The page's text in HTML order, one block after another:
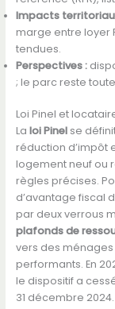
Impacts
marge entre loyer
tendues.
Perspectives :
; le parc reste
Loi Pinel et
La loi Pinelse
réduction d’impôt
logement neuf ou
règles précises.
d’avantage fiscal
par deux verrous
plafonds de
vers des
performants. En
le dispositif a
31 décembre